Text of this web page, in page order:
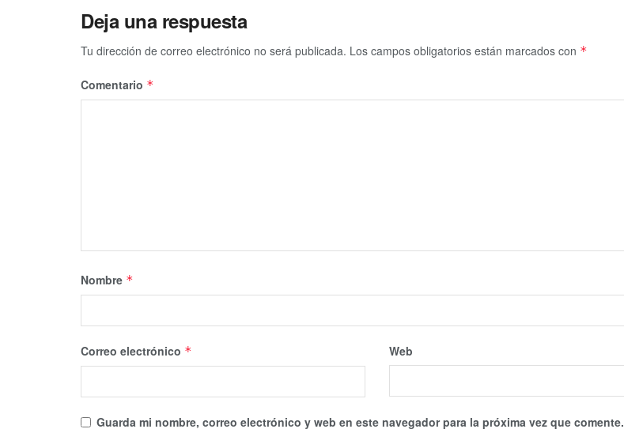
Deja una respuesta
Tu dirección de correo electrónico no será publicada. Los campos obligatorios están marcados con *
Comentario *
Nombre *
Correo electrónico * Web
Guarda mi nombre, correo electrónico y web en este navegador para la próxima vez que comente.